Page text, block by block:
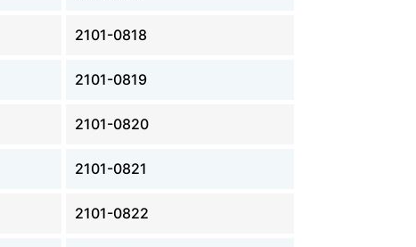
2101-0818
2101-0819
2101-0820
2101-0821
2101-0822